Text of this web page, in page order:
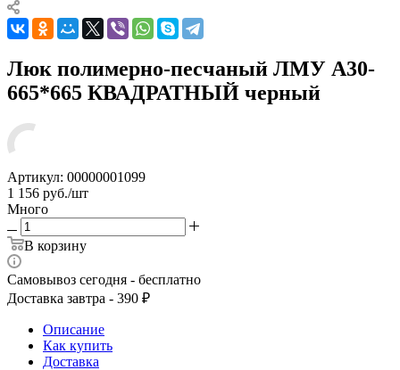
Люк полимерно-песчаный ЛМУ А30-
665*665 КВАДРАТНЫЙ черный
Артикул: 00000001099
1 156 руб./шт
Много
В корзину
Самовывоз сегодня - бесплатно
Доставка завтра - 390 ₽
Описание
Как купить
Доставка